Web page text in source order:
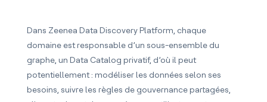
Dans Zeenea Data Discovery Platform, chaque
domaine est responsable d’un sous-ensemble du
graphe, un Data Catalog privatif, d’où il peut
potentiellement : modéliser les données selon ses
besoins, suivre les règles de gouvernance partagées,